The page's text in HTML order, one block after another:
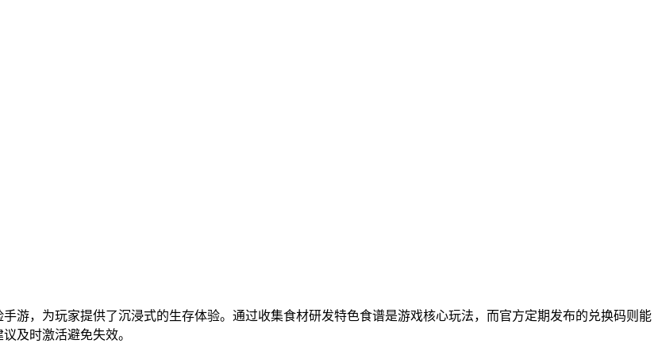
游，为玩家提供了沉浸式的生存体验。通过收集食材研发特色食谱是游戏核心玩法，而官方定期发布的兑换码则能
及时激活避免失效。